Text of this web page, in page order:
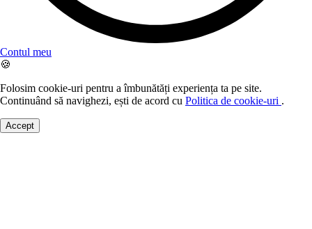
Contul meu
🍪
Folosim cookie-uri pentru a îmbunătăți experiența ta pe site.
Continuând să navighezi, ești de acord cu Politica de cookie-uri .
Accept